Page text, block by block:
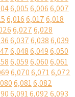
6,0056,0066,007
6,0166,0176,018
6,0276,028
6,0376,0386,039
6,0486,0496,050
6,0596,0606,061
6,0706,0716,072
6,0816,082
6,0916,0926,093